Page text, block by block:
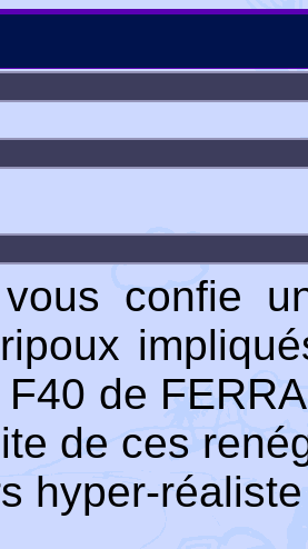
confie
de
de ces
hyper-